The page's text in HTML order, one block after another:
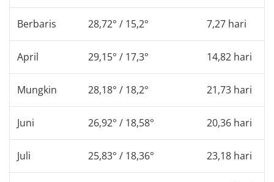
Berbaris 28,72° / 15,2° 7,27 hari
April 29,15° / 17,3° 14,82 hari
Mungkin 28,18° / 18,2° 21,73 hari
Juni 26,92° / 18,58° 20,36 hari
Juli 25,83° / 18,36° 23,18 hari